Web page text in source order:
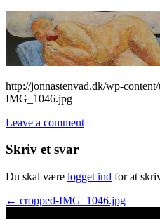
http://jonnastenvad.dk/wp-
IMG_1046.jpg
Leave a comment
Skriv et svar
Du skal være logget ind for at
Post
← cropped-IMG_1046.jpg